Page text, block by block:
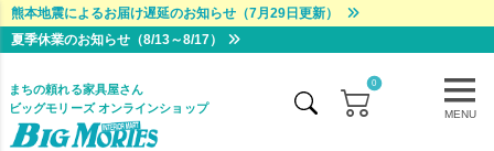
熊本地震によるお届け遅延のお知らせ（7月29日更新）
夏季休業のお知らせ（8/13～8/17）
MENU
まちの頼れる家具屋さん
ビッグモリーズ オンラインショップ
0